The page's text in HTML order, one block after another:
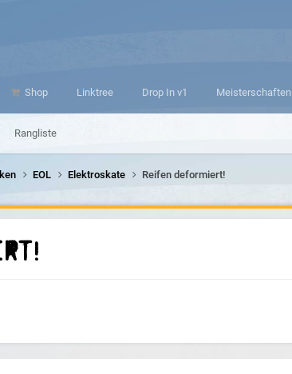
Rangliste
Shop Linktree Drop In v1 Meisterschaften
EOL Elektroskate Reifen deformiert!